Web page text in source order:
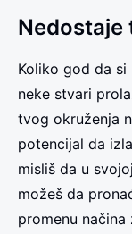
Nedostaje
Koliko god da si
neke stvari
tvog okruženja
potencijal da
misliš da u
možeš da
promenu